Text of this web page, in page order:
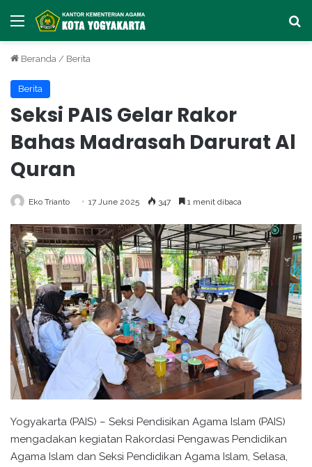
Menu
Beranda / Berita
Berita
Seksi PAIS Gelar Rakor
Bahas Madrasah Darurat Al
Quran
Eko Trianto 17 June 2025 347 1 menit dibaca
Yogyakarta (PAIS) – Seksi Pendisikan Agama Islam (PAIS)
mengadakan kegiatan Rakordasi Pengawas Pendidikan
Agama Islam dan Seksi Pendidikan Agama Islam, Selasa,